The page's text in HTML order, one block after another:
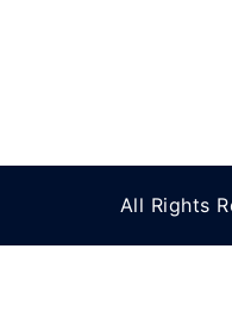
All Rights